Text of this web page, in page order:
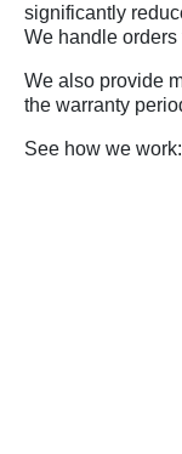
significantly
We handle orders
We also provide
the warranty
See how we work: